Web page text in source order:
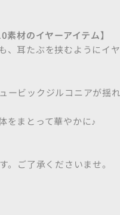
材のイヤーアイテム】
、耳たぶを挟むようにイ
ービックジルコニアが揺
をまとって華やかに♪
ご了承くださいませ。